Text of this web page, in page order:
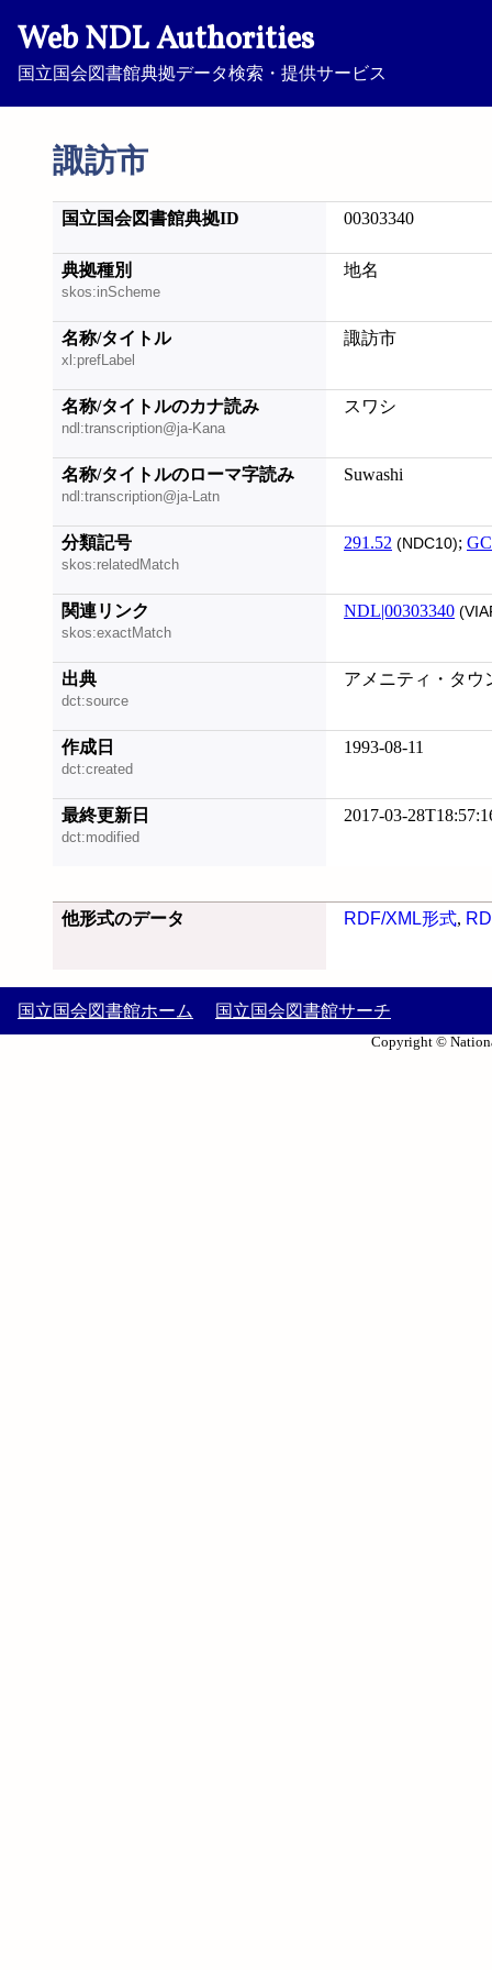
Web NDL Authorities
国立国会図書館典拠データ検索・提供サービス
諏訪市
国立国会図書館典拠ID 00303340
典拠種別
skos:inScheme
地名
名称/タイトル
xl:prefLabel
諏訪市
名称/タイトルのカナ読み
ndl:transcription@ja-Kana
スワシ
名称/タイトルのローマ字読み
ndl:transcription@ja-Latn
Suwashi
分類記号
skos:relatedMatch
291.52 (NDC10);
関連リンク
skos:exactMatch
NDL|00303340
出典
dct:source
アメニティ・タウ
作成日
dct:created
1993-08-11
最終更新日
dct:modified
2017-03-
他形式のデータ RDF/XML形式,
国立国会図書館ホーム 国立国会図書館サーチ
Copyright ©